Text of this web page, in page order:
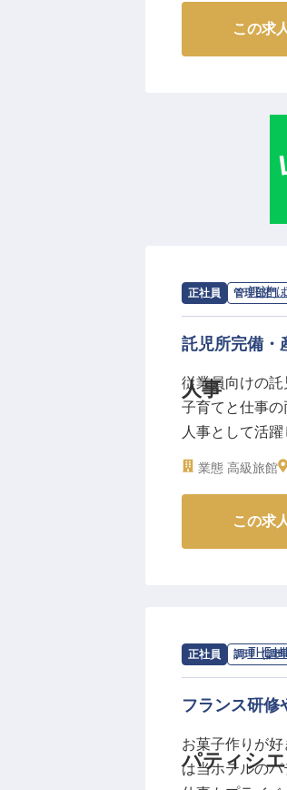
この求
正社員 管理部門
人事
求人情報：汀渚
託児所完備・
従業員向けの託
子育てと仕事
人事として活
ら邸」は、自
業態 高級旅館
この求
正社員 調理（調
パティシエ
求人情報：THE
フランス研修
お菓子作りが
は当ホテルのパ